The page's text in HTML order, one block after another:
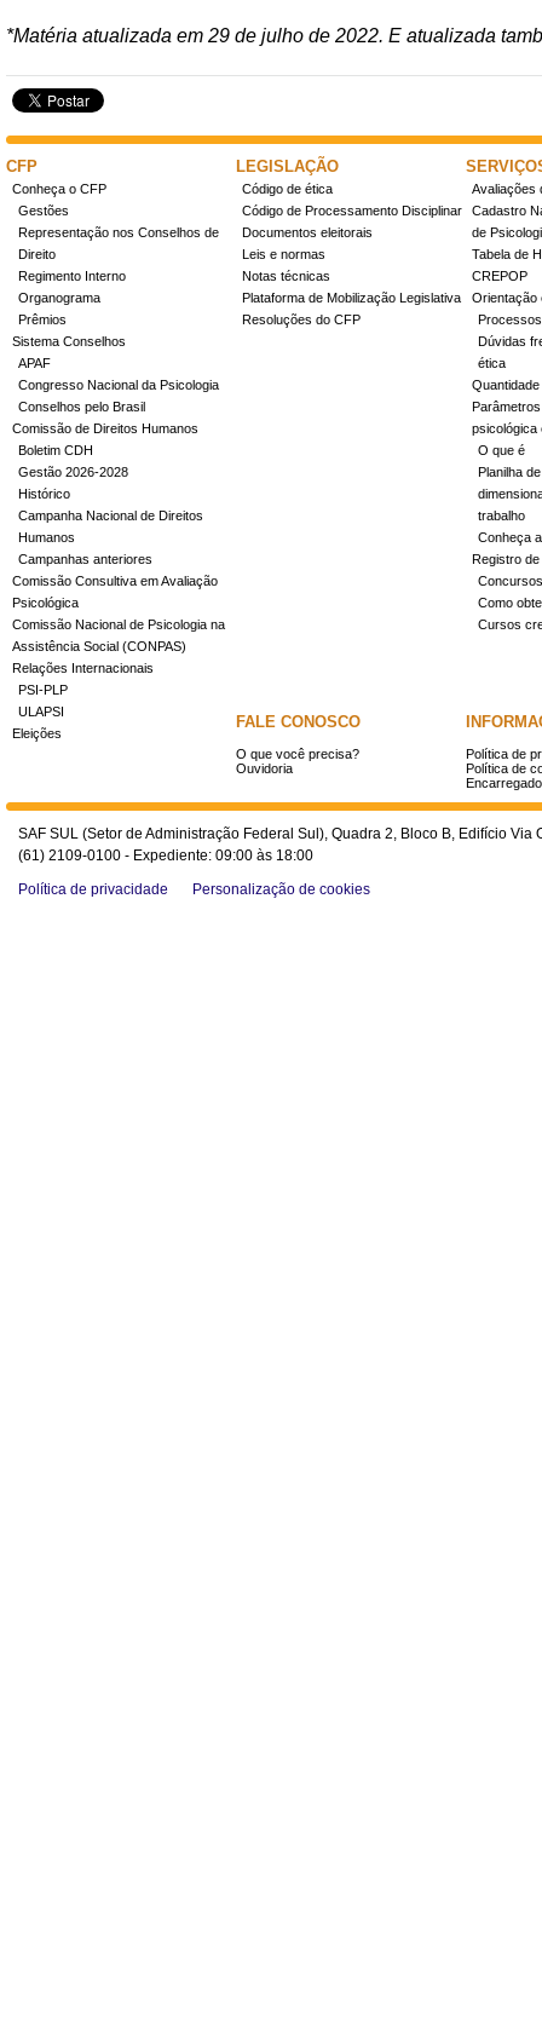
*Matéria atualizada em 29 de julho de 2022. E atualizada
CFP
Conheça o CFP
Gestões
Representação nos Conselhos de
Direito
Regimento Interno
Organograma
Prêmios
Sistema Conselhos
APAF
Congresso Nacional da Psicologia
Conselhos pelo Brasil
Comissão de Direitos Humanos
Boletim CDH
Gestão 2026-2028
Histórico
Campanha Nacional de Direitos
Humanos
Campanhas anteriores
Comissão Consultiva em Avaliação
Psicológica
Comissão Nacional de Psicologia na
Assistência Social (CONPAS)
Relações Internacionais
PSI-PLP
ULAPSI
Eleições
LEGISLAÇÃO
Código de ética
Código de Processamento Disciplinar
Documentos eleitorais
Leis e normas
Notas técnicas
Plataforma de Mobilização Legislativa
Resoluções do CFP
Avaliações
Cadastro
de
Tabela de
CREPOP
Orientação
Dúvidas
ética
psicológica
O que é
Planilha
trabalho
Conheça
Registro
Concursos
Como
Cursos
FALE CONOSCO
O que você precisa?
Ouvidoria
Política de
Política de
SAF SUL (Setor de Administração Federal Sul), Quadra 2, Bloco B, Edifício
(61) 2109-0100 - Expediente: 09:00 às 18:00
Política de privacidade
Personalização de cookies